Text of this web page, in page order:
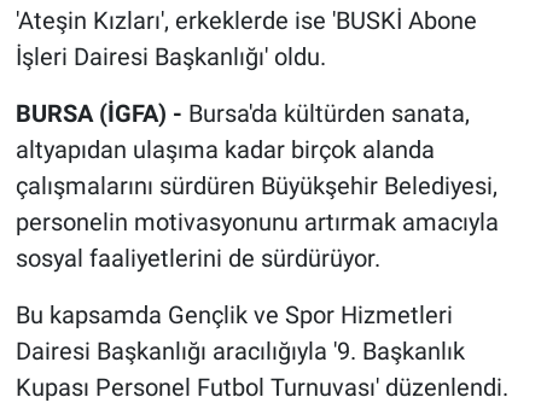
'Ateşin Kızları', erkeklerde ise 'BUSKİ Abone
İşleri Dairesi Başkanlığı' oldu.
BURSA (İGFA) - Bursa'da kültürden sanata,
altyapıdan ulaşıma kadar birçok alanda
çalışmalarını sürdüren Büyükşehir Belediyesi,
personelin motivasyonunu artırmak amacıyla
sosyal faaliyetlerini de sürdürüyor.
Bu kapsamda Gençlik ve Spor Hizmetleri
Dairesi Başkanlığı aracılığıyla '9. Başkanlık
Kupası Personel Futbol Turnuvası' düzenlendi.